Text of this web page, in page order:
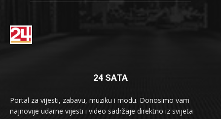
24 SATA
Portal za vijesti, zabavu, muziku i modu. Donosimo vam
najnovije udarne vijesti i video sadržaje direktno iz svijeta